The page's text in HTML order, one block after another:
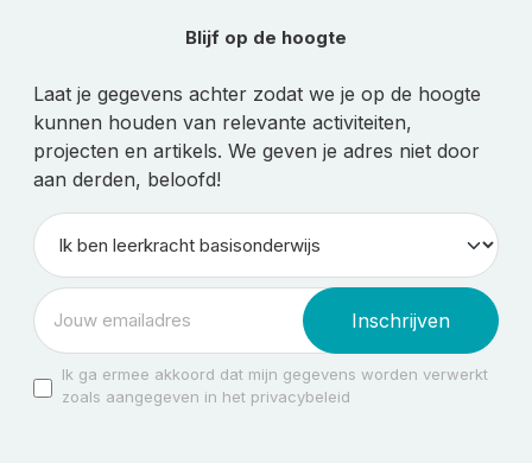
Blijf op de hoogte
Laat je gegevens achter zodat we je op de hoogte
kunnen houden van relevante activiteiten,
projecten en artikels. We geven je adres niet door
aan derden, beloofd!
Inschrijven
Ik ga ermee akkoord dat mijn gegevens worden verwerkt
zoals aangegeven in het privacybeleid